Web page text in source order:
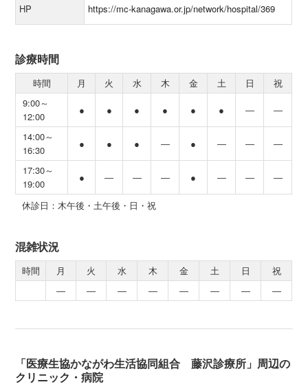
HP https://mc-kanagawa.or.jp/network/hospital/369
診療時間
時間 月 火 水 木 金 土 日
祝
9:00～
12:00
● ● ● ● ● ● ― ―
14:00～
16:30
● ● ● ― ● ― ― ―
17:30～
19:00
● ― ― ― ● ― ― ―
休診日：木午後・土午後・日・祝
混雑状況
時間 月 火 水 木 金 土 日
祝
―
― ― ― ― ― ― ―
「医療生協かながわ生活協同組合 藤沢診療所」周辺の
クリニック・病院